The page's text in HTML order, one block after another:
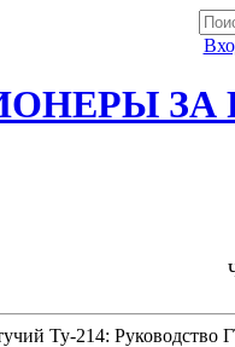
Ту-214: Руководство